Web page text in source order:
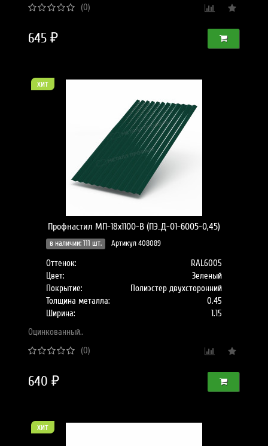
(0)
645 ₽
хит
Профнастил МП-18x1100-B (ПЭ_Д-01-6005-0,45)
в наличии: 111 шт. Артикул 408089
Оттенок:
RAL6005
Цвет:
Зеленый
Покрытие:
Полиэстер двухсторонний
Толщина металла:
0.45
Ширина:
1.15
Оцинкованный..
(0)
640 ₽
хит